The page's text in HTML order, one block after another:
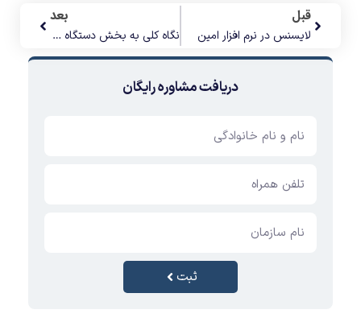
قبل
لایسنس در نرم افزار امین
بعد
نگاه کلی به بخش دستگاه ها و درختواره آن در نرم افزار امین
دریافت مشاوره رایگان
ثبت